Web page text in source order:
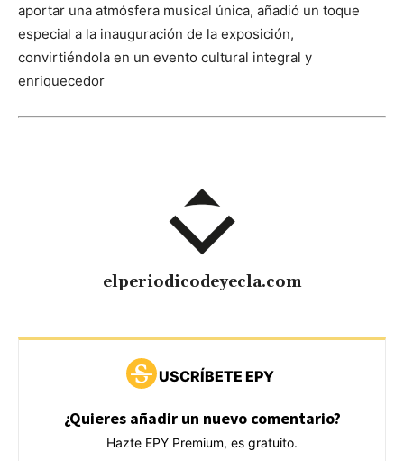
aportar una atmósfera musical única, añadió un toque
especial a la inauguración de la exposición,
convirtiéndola en un evento cultural integral y
enriquecedor
elperiodicodeyecla.com
USCRÍBETE EPY
¿Quieres añadir un nuevo comentario?
Hazte EPY Premium, es gratuito.